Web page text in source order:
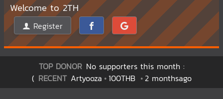
Welcome to 2TH
Register
TOP DONOR No supporters this month :
( RECENT Artyooza 100THB 2 monthsago